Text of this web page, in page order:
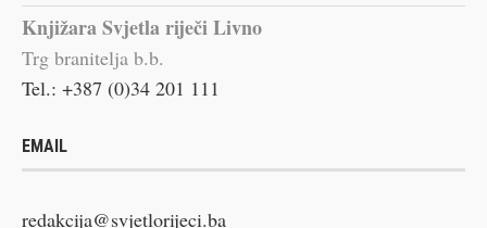
Knjižara Svjetla riječi Livno
Trg branitelja b.b.
Tel.: +387 (0)34 201 111
EMAIL
redakcija@svjetlorijeci.ba